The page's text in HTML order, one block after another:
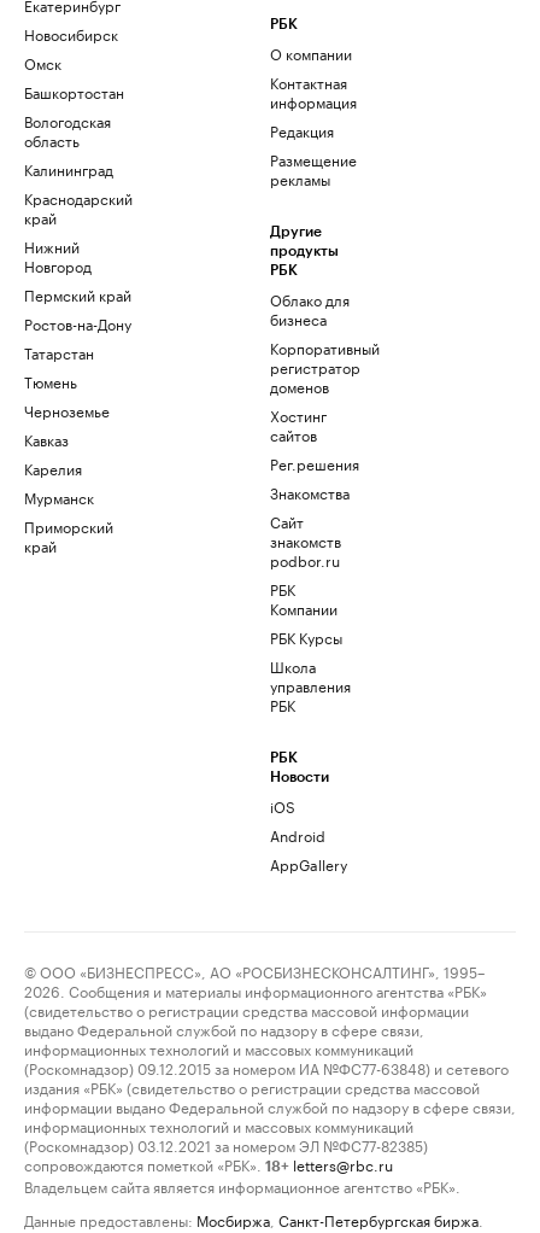
Новосибирск
Омск
Башкортостан
Вологодская
область
Калининград
Краснодарский
край
Нижний
Новгород
Пермский край
Ростов-на-Дону
Татарстан
Тюмень
Черноземье
Кавказ
Карелия
Мурманск
Приморский
край
РБК
О компании
Контактная
информация
Редакция
Размещение
рекламы
Другие
продукты
РБК
Облако для
бизнеса
Корпоративный
регистратор
доменов
Хостинг
сайтов
Рег.решения
Знакомства
Сайт
знакомств
podbor.ru
РБК
Компании
РБК Курсы
Школа
управления
РБК
РБК
Новости
iOS
Android
AppGallery
© ООО «БИЗНЕСПРЕСС», АО «РОСБИЗНЕСКОНСАЛТИНГ», 1995–
2026. Сообщения и материалы информационного агентства «РБК»
(свидетельство о регистрации средства массовой информации
выдано Федеральной службой по надзору в сфере связи,
информационных технологий и массовых коммуникаций
(Роскомнадзор) 09.12.2015 за номером ИА №ФС77-63848) и сетевого
издания «РБК» (свидетельство о регистрации средства массовой
информации выдано Федеральной службой по надзору в сфере связи,
информационных технологий и массовых коммуникаций
(Роскомнадзор) 03.12.2021 за номером ЭЛ №ФС77-82385)
сопровождаются пометкой «РБК».
18+ letters@rbc.ru
Владельцем сайта является информационное агентство «РБК».
Данные предоставлены: Мосбиржа Санкт-Петербургская биржа